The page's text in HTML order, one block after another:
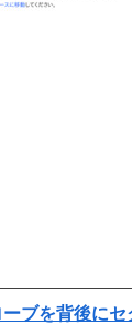
ブを背後にセ